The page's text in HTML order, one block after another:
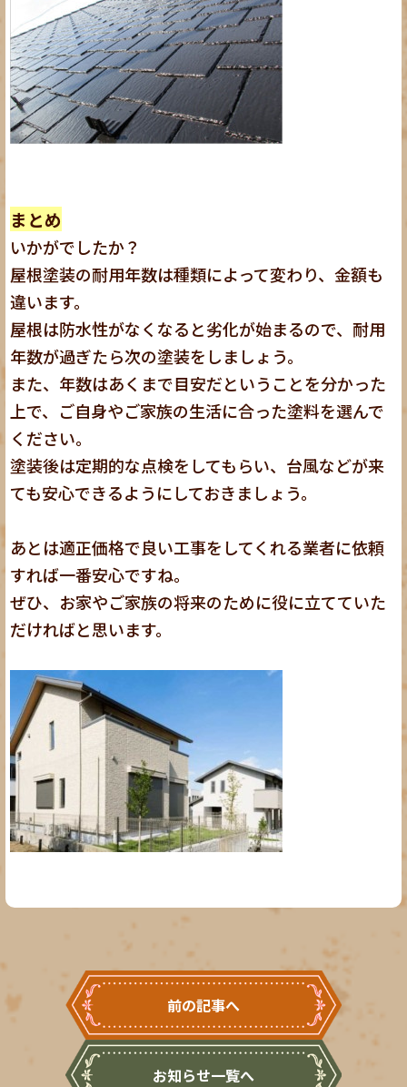
まとめ
いかがでしたか？
屋根塗装の耐用年数は種類によって変わり、金額も
違います。
屋根は防水性がなくなると劣化が始まるので、耐用
年数が過ぎたら次の塗装をしましょう。
また、年数はあくまで目安だということを分かった
上で、ご自身やご家族の生活に合った塗料を選んで
ください。
塗装後は定期的な点検をしてもらい、台風などが来
ても安心できるようにしておきましょう。
あとは適正価格で良い工事をしてくれる業者に依頼
すれば一番安心ですね。
ぜひ、お家やご家族の将来のために役に立てていた
だければと思います。
前の記事へ
お知らせ一覧へ